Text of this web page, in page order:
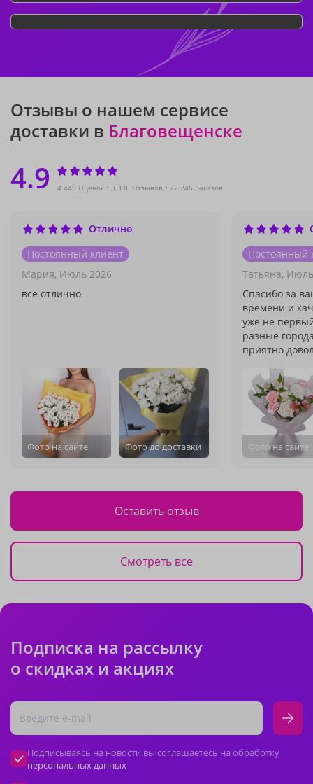
Отзывы о нашем сервисе
доставки в Благовещенске
4.9 4 449 Оценок 3 336 Отзывов 22 245 Заказов
Отлично
Постоянный клиент
Мария, Июль 2026
все отлично
Фото на сайте Фото до доставки
Постоянный
Татьяна,
Спасибо за
времени и
уже не
разные
приятно
Фото на сайте
Оставить отзыв
Смотреть все
Подписка на рассылку
о скидках и акциях
Подписываясь на новости вы соглашаетесь на обработку
персональных данных